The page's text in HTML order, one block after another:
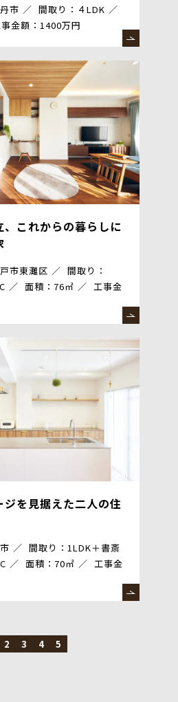
市
間取り：４LDK
金額：1400万円
これからの暮らしに
市東灘区
間取り：
面積：76㎡
工事金
ジを見据えた二人の住
間取り：1LDK＋書斎
面積：70㎡
工事金
2 3 4 5